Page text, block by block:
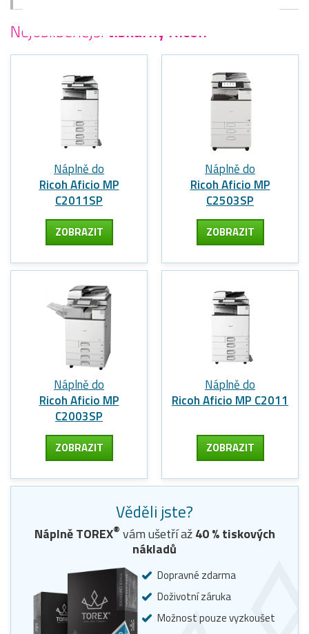
Nejoblíbenější tiskárny Ricoh
Náplně do
Ricoh Aficio MP
C2011SP
ZOBRAZIT
Náplně do
Ricoh Aficio MP
C2503SP
ZOBRAZIT
Náplně do
Ricoh Aficio MP
C2003SP
ZOBRAZIT
Náplně do
Ricoh Aficio MP C2011
ZOBRAZIT
Věděli jste?
Náplně TOREX® vám ušetří až40% tiskových
nákladů
Dopravné zdarma
Doživotní záruka
Možnost pouze vyzkoušet